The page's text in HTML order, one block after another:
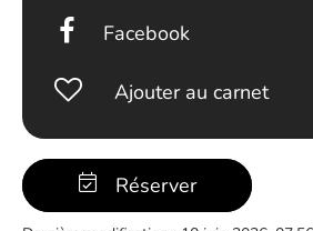
Facebook
Ajouter au carnet
Réserver